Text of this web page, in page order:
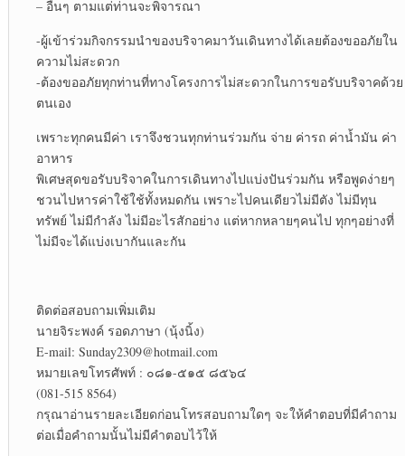
– อื่นๆ ตามแต่ท่านจะพิจารณา
-ผู้เข้าร่วมกิจกรรมนำของบริจาคมาวันเดินทางได้เลยต้องขออภัยใน
ความไม่สะดวก
-ต้องขออภัยทุกท่านที่ทางโครงการไม่สะดวกในการขอรับบริจาคด้วย
ตนเอง
เพราะทุกคนมีค่า เราจึงชวนทุกท่านร่วมกัน จ่าย ค่ารถ ค่าน้ำมัน ค่า
อาหาร
พิเศษสุดขอรับบริจาคในการเดินทางไปแบ่งปันร่วมกัน หรือพูดง่ายๆ
ชวนไปหารค่าใช้ใช้ทั้งหมดกัน เพราะไปคนเดียวไม่มีตัง ไม่มีทุน
ทรัพย์ ไม่มีกำลัง ไม่มีอะไรสักอย่าง แต่หากหลายๆคนไป ทุกๆอย่างที่
ไม่มีจะได้แบ่งเบากันและกัน
ติดต่อสอบถามเพิ่มเติม
นายจิระพงค์ รอดภาษา (นุ้งนิ้ง)
E-mail: Sunday2309@hotmail.com
หมายเลขโทรศัพท์ : ๐๘๑-๕๑๕ ๘๕๖๔
(081-515 8564)
กรุณาอ่านรายละเอียดก่อนโทรสอบถามใดๆ จะให้คำตอบที่มีคำถาม
ต่อเมื่อคำถามนั้นไม่มีคำตอบไว้ให้